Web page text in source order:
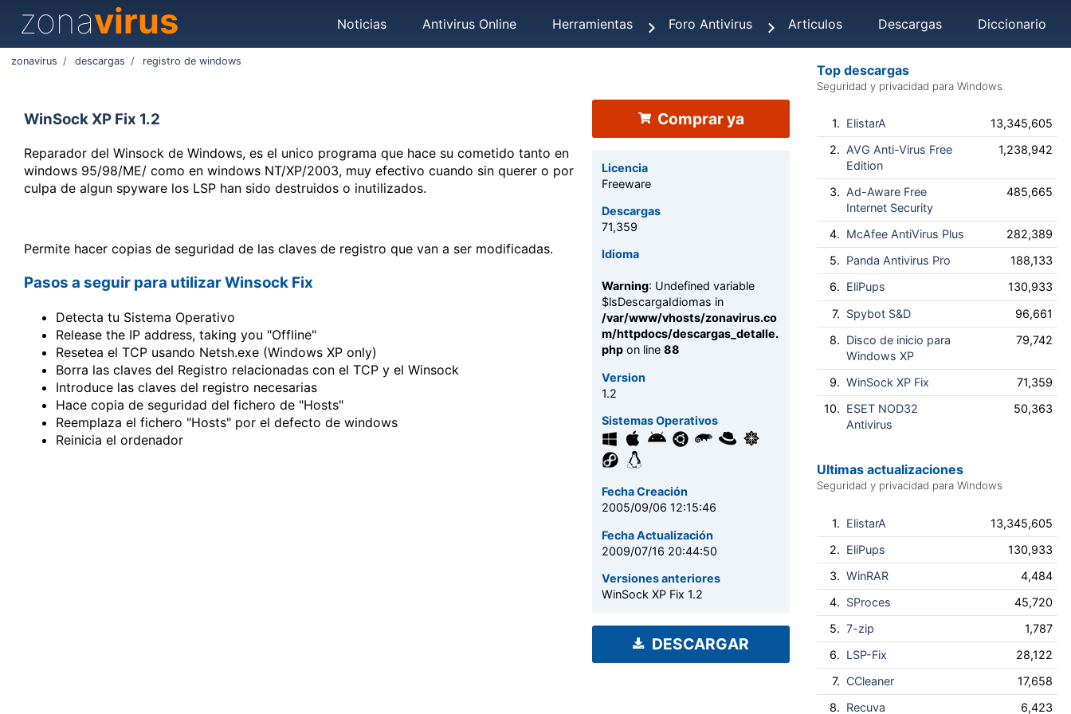
zonavirus Noticias Antivirus Online Herramientas Foro Antivirus Articulos Descargas Diccionario
zonavirus / descargas / registro de windows
WinSock XP Fix 1.2
Reparador del Winsock de Windows, es el unico programa que hace su cometido tanto en
windows 95/98/ME/ como en windows NT/XP/2003, muy efectivo cuando sin querer o por
culpa de algun spyware los LSP han sido destruidos o inutilizados.
Permite hacer copias de seguridad de las claves de registro que van a ser modificadas.
Pasos a seguir para utilizar Winsock Fix
Detecta tu Sistema Operativo
Release the IP address, taking you "Offline"
Resetea el TCP usando Netsh.exe (Windows XP only)
Borra las claves del Registro relacionadas con el TCP y el Winsock
Introduce las claves del registro necesarias
Hace copia de seguridad del fichero de "Hosts"
Reemplaza el fichero "Hosts" por el defecto de windows
Reinicia el ordenador
Comprar ya
Licencia
Freeware
Descargas
71,359
Idioma
Warning: Undefined variable
$lsDescargaIdiomas in
/var/www/vhosts/zonavirus.co
m/httpdocs/descargas_detalle.
php on line88
Version
1.2
Sistemas Operativos
Fecha Creación
2005/09/06 12:15:46
Fecha Actualización
2009/07/16 20:44:50
Versiones anteriores
WinSock XP Fix 1.2
DESCARGAR
Top descargas
Seguridad y privacidad para Windows
1. ElistarA
13,345,605
2. AVG Anti-Virus Free
Edition
1,238,942
3. Ad-Aware Free
Internet Security
485,665
4. McAfee AntiVirus Plus
282,389
5. Panda Antivirus Pro
188,133
6. EliPups
130,933
7. Spybot S&D
96,661
8. Disco de inicio para
Windows XP
79,742
9. WinSock XP Fix
71,359
10. ESET NOD32
Antivirus
50,363
Ultimas actualizaciones
Seguridad y privacidad para Windows
1. ElistarA
13,345,605
2. EliPups
130,933
3. WinRAR
4,484
4. SProces
45,720
5. 7-zip
1,787
6. LSP-Fix
28,122
7. CCleaner
17,658
8. Recuva 6,423